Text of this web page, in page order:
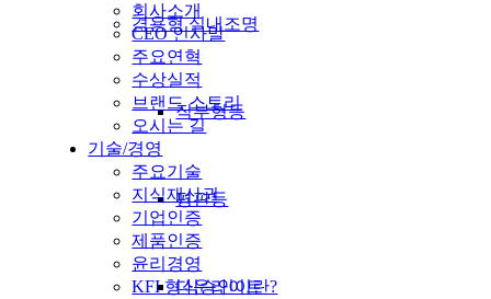
겸용형 실내조명
직부형등
평판등
다운라이트
회사소개
CEO 인사말
주요연혁
수상실적
브랜드 스토리
오시는 길
기술/경영
주요기술
지식재산권
기업인증
제품인증
윤리경영
KFI 형식승인이란?